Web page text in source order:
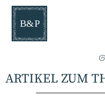
ARTIKEL ZUM